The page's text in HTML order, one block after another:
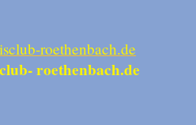
roethenbach.de
roethenbach.de